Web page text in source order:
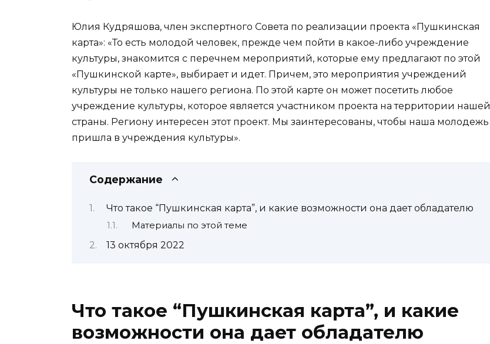
Юлия Кудряшова, член экспертного Совета по реализации проекта «Пушкинская
карта»: «То есть молодой человек, прежде чем пойти в какое-либо учреждение
культуры, знакомится с перечнем мероприятий, которые ему предлагают по этой
«Пушкинской карте», выбирает и идет. Причем, это мероприятия учреждений
культуры не только нашего региона. По этой карте он может посетить любое
учреждение культуры, которое является участником проекта на территории нашей
страны. Региону интересен этот проект. Мы заинтересованы, чтобы наша молодежь
пришла в учреждения культуры».
Содержание
Что такое “Пушкинская карта”, и какие возможности она дает обладателю
Материалы по этой теме
13 октября 2022
Что такое “Пушкинская карта”, и какие
возможности она дает обладателю